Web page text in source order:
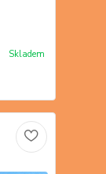
Skladem